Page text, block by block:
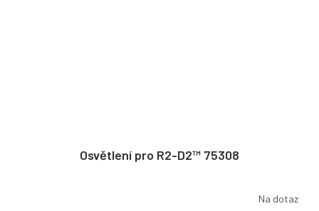
Osvětlení pro R2-D2™ 75308
Na dotaz